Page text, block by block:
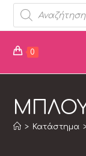
0
> Κατάστημα